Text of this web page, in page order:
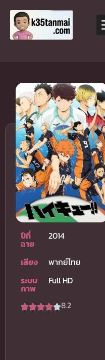
ปีที่
ฉาย
2014
เสียง
พากย์ไทย
ระบบ
ภาพ
Full HD
8.2